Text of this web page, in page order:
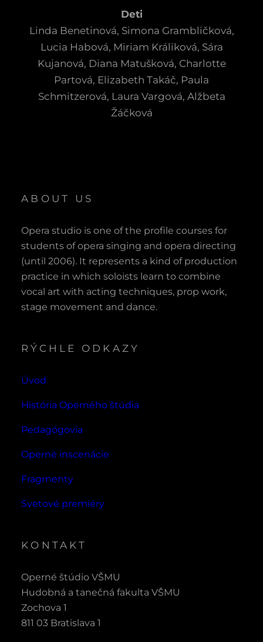
Deti
Linda Benetinová, Simona Grambličková,
Lucia Habová, Miriam Králiková, Sára
Kujanová, Diana Matušková, Charlotte
Partová, Elizabeth Takáč, Paula
Schmitzerová, Laura Vargová, Alžbeta
Žáčková
ABOUT US
Opera studio is one of the profile courses for
students of opera singing and opera directing
(until 2006). It represents a kind of production
practice in which soloists learn to combine
vocal art with acting techniques, prop work,
stage movement and dance.
RÝCHLE ODKAZY
Úvod
História Operného štúdia
Pedagógovia
Operné inscenácie
Fragmenty
Svetové premiéry
KONTAKT
Operné štúdio VŠMU
Hudobná a tanečná fakulta VŠMU
Zochova 1
811 03 Bratislava 1